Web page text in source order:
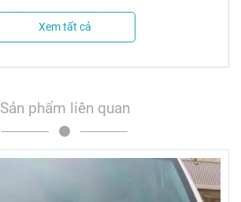
Xem tất cả
Sản phẩm liên quan